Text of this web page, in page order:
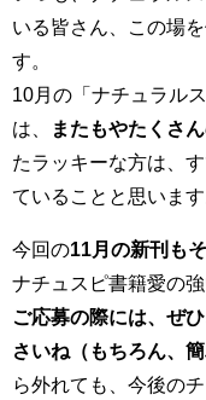
いる皆さん、この場
す。
10月の「ナチュラル
は、
またもやたくさ
たラッキーな方は、
ていることと思います
今回の11月の新刊も
ナチュスピ書籍愛の
ご応募の際には、ぜ
さいね（もちろん、
ら外れても、今後の